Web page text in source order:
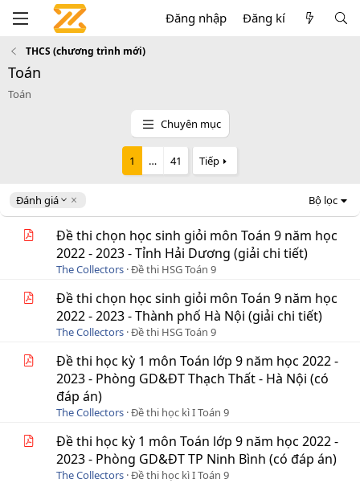
Đăng nhập Đăng kí
THCS (chương trình mới)
Toán
Toán
Chuyên mục
1 … 41 Tiếp
Đánh giá
D
e
Bộ lọc
Đề thi chọn học sinh giỏi môn Toán 9 năm học
2022 - 2023 - Tỉnh Hải Dương (giải chi tiết)
The Collectors Đề thi HSG Toán 9
Đề thi chọn học sinh giỏi môn Toán 9 năm học
2022 - 2023 - Thành phố Hà Nội (giải chi tiết)
The Collectors Đề thi HSG Toán 9
Đề thi học kỳ 1 môn Toán lớp 9 năm học 2022 -
2023 - Phòng GD&ĐT Thạch Thất - Hà Nội (có
đáp án)
The Collectors Đề thi học kì I Toán 9
Đề thi học kỳ 1 môn Toán lớp 9 năm học 2022 -
2023 - Phòng GD&ĐT TP Ninh Bình (có đáp án)
The Collectors Đề thi học kì I Toán 9